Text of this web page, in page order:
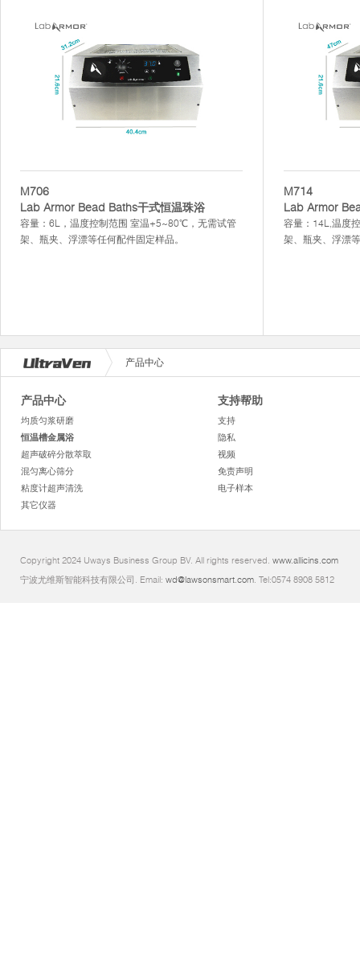
M706
Lab Armor Bead Baths干式恒温珠浴
容量：6L，温度控制范围 室温+5~80℃，无需试管
架、瓶夹、浮漂等任何配件固定样品。
M714
Lab Armor
容量：14L,温度
架、瓶夹、浮漂
产品中心
产品中心
均质匀浆研磨
恒温槽金属浴
超声破碎分散萃取
混匀离心筛分
粘度计超声清洗
其它仪器
支持帮助
支持
隐私
视频
免责声明
电子样本
Copyright 2024 Uways Business Group BV. All rights reserved. www.allicins.com
宁波尤维斯智能科技有限公司. Email: wd@lawsonsmart.com. Tel:0574 8908 5812